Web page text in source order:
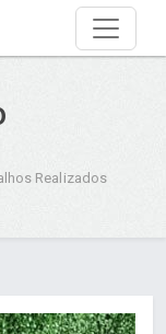
Realizados